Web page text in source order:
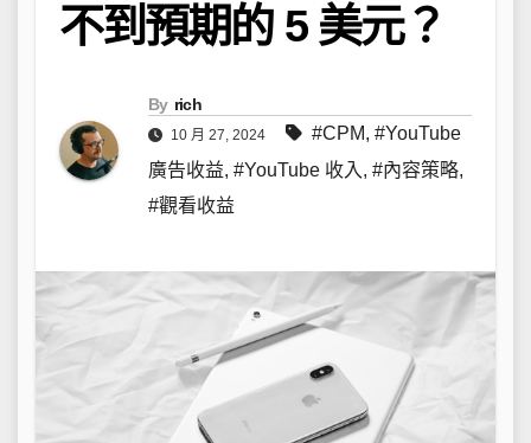
不到預期的 5 美元？
By rich
10 月 27, 2024 #CPM, #YouTube
廣告收益, #YouTube 收入 , #內容策略,
#觀看收益